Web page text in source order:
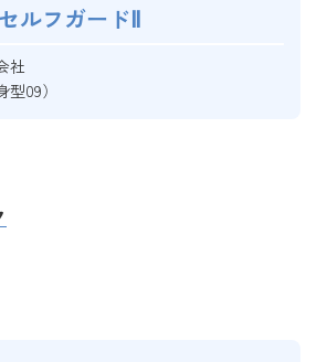
セルフガードⅡ
社
09）